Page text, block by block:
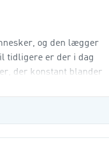
og den lægger
tidligere er der i dag
der konstant blander